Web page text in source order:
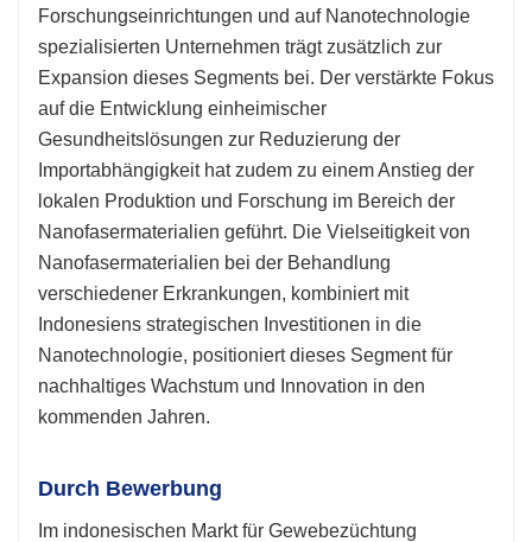
Forschungseinrichtungen und auf Nanotechnologie
spezialisierten Unternehmen trägt zusätzlich zur
Expansion dieses Segments bei. Der verstärkte Fokus
auf die Entwicklung einheimischer
Gesundheitslösungen zur Reduzierung der
Importabhängigkeit hat zudem zu einem Anstieg der
lokalen Produktion und Forschung im Bereich der
Nanofasermaterialien geführt. Die Vielseitigkeit von
Nanofasermaterialien bei der Behandlung
verschiedener Erkrankungen, kombiniert mit
Indonesiens strategischen Investitionen in die
Nanotechnologie, positioniert dieses Segment für
nachhaltiges Wachstum und Innovation in den
kommenden Jahren.
Durch Bewerbung
Im indonesischen Markt für Gewebezüchtung